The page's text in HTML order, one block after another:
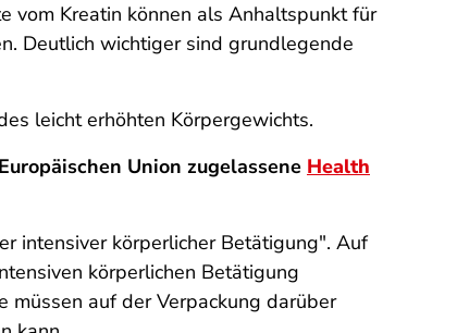
vom Kreatin können als Anhaltspunkt für
Deutlich wichtiger sind grundlegende
leicht erhöhten Körpergewichts.
Union zugelassene Health
intensiver körperlicher Betätigung". Auf
körperlichen Betätigung
müssen auf der Verpackung darüber